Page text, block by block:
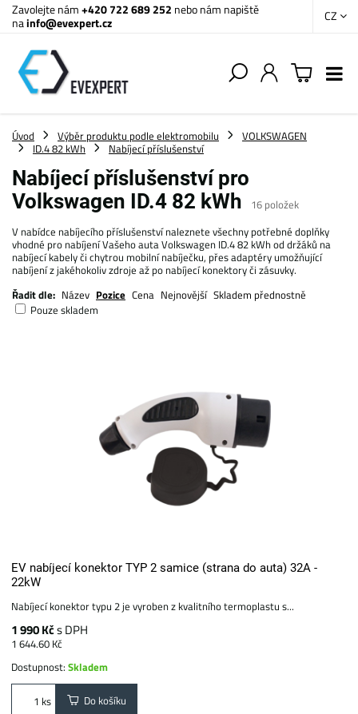
Zavolejte nám+420 722 689 252 nebo nám napiště
nainfo@evexpert.cz CZ
Úvod Výběr produktu podle elektromobilu
VOLKSWAGEN
ID.4 82 kWh
Nabíjecí příslušenství
Nabíjecí příslušenství pro
Volkswagen ID.4 82 kWh
16 položek
V nabídce nabíjecího příslušenství naleznete všechny potřebné doplňky
vhodné pro nabíjení Vašeho auta Volkswagen ID.4 82 kWh od držáků na
nabíjecí kabely či chytrou mobilní nabíječku, přes adaptéry umožňující
nabíjení z jakéhokoliv zdroje až po nabíjecí konektory či zásuvky.
Řadit dle: Název Pozice Cena Nejnovější Skladem přednostně
Pouze skladem
EV nabíjecí konektor TYP 2 samice (strana do auta) 32A -
22kW
Nabíjecí konektor typu 2 je vyroben z kvalitního termoplastu s...
1 990 Kčs DPH
1 644.60 Kč
Dostupnost:Skladem
ks Do košíku